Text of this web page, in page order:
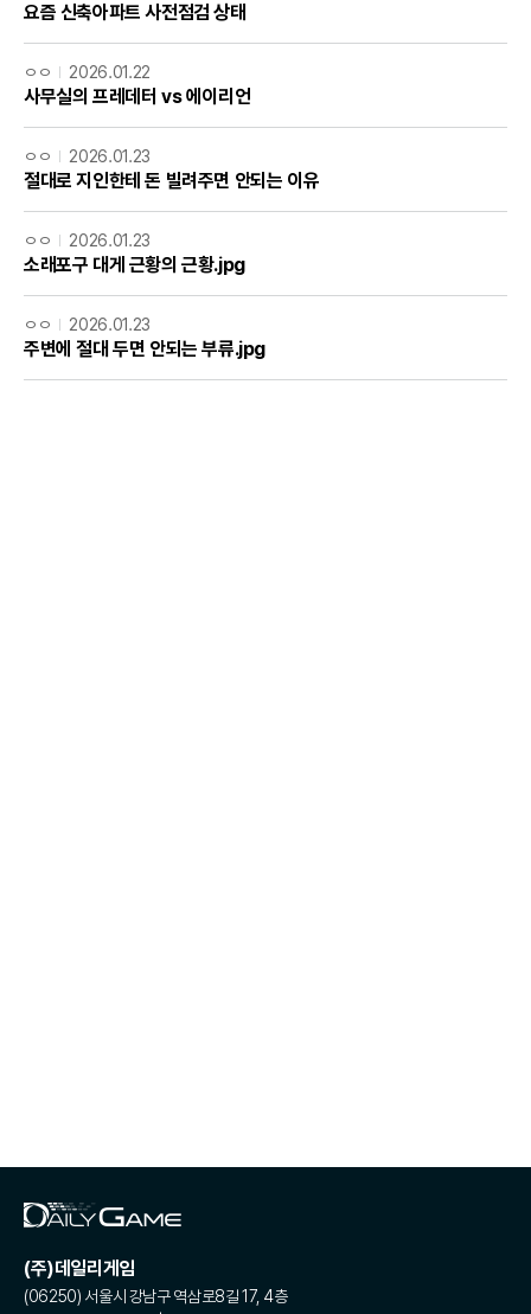
요즘 신축아파트 사전점검 상태
ㅇㅇ 2026.01.22
사무실의 프레데터 vs 에이리언
ㅇㅇ 2026.01.23
절대로 지인한테 돈 빌려주면 안되는 이유
ㅇㅇ 2026.01.23
소래포구 대게 근황의 근황.jpg
ㅇㅇ 2026.01.23
주변에 절대 두면 안되는 부류.jpg
(주)데일리게임
(06250) 서울시 강남구 역삼로8길 17, 4층